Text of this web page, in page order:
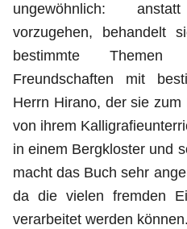
ungewöhnlich:
vorzugehen, behandelt
bestimmte
Freundschaften mit
Herrn Hirano, der sie
von ihrem
in einem Bergkloster und
macht das Buch sehr
da die vielen fremden
verarbeitet werden können.